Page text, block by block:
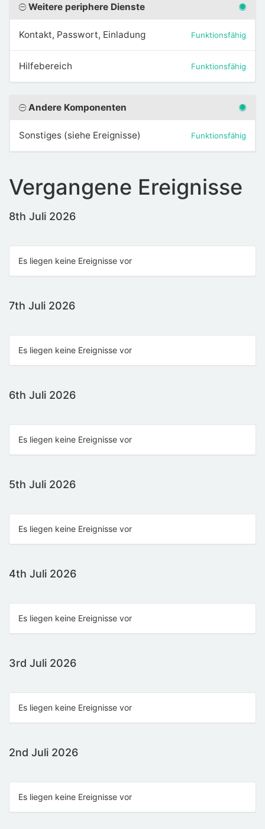
Weitere periphere Dienste
Kontakt, Passwort, Einladung Funktionsfähig
Hilfebereich Funktionsfähig
Andere Komponenten
Sonstiges (siehe Ereignisse) Funktionsfähig
Vergangene Ereignisse
8th Juli 2026
Es liegen keine Ereignisse vor
7th Juli 2026
Es liegen keine Ereignisse vor
6th Juli 2026
Es liegen keine Ereignisse vor
5th Juli 2026
Es liegen keine Ereignisse vor
4th Juli 2026
Es liegen keine Ereignisse vor
3rd Juli 2026
Es liegen keine Ereignisse vor
2nd Juli 2026
Es liegen keine Ereignisse vor